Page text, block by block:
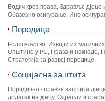
Водич кроз права, Здравље дјеце
Обавезно осигурање, Ино
Породица
Родитељство, Изводи из
Општине у РС, Права и накнаде,
Стратегија за развој породице,
Социјална заштита
Породично - правна заштита
додатак на дјецу, Одрасли и